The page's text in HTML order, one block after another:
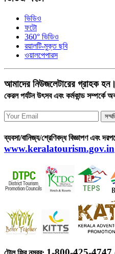
ভিডিও
ফটো
360° ভিডিও
রয়ালটি-মুক্ত ছবি
ওয়ালপেপারস
আমাদের নিউজলেটারের গ্রাহক হন।
কেরল পর্যটন উৎসব এবং কর্মকান্ড সম্পর্কে
ব্যবসা/বানিজ্য/শ্রেণিবদ্ধ বিজ্ঞাপণ এবং
www.keralatourism.gov.in